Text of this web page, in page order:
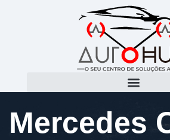
Mercedes